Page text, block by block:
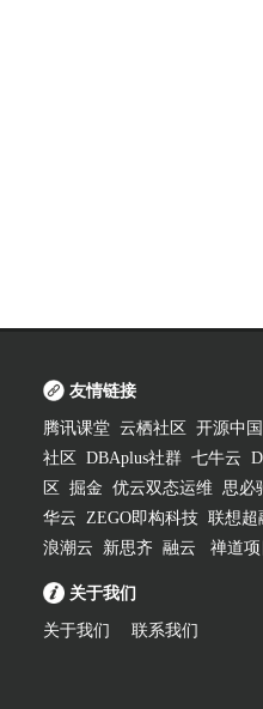
友情链接
腾讯课堂 云栖社区 开源中国
社区
DBAplus社群 七牛云
区
掘金 优云双态运维 思必
华云 ZEGO即构科技 联想超
浪潮云
新思齐 融云 禅道
关于我们
关于我们 联系我们